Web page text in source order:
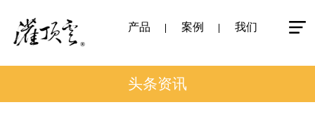
产品 案例 我们
头条资讯